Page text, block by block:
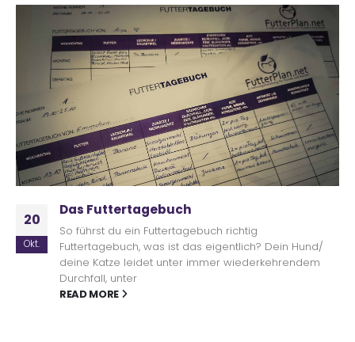
20
Okt.
Das Futtertagebuch
So führst du ein Futtertagebuch richtig
Futtertagebuch, was ist das eigentlich? Dein Hund/
deine Katze leidet unter immer wiederkehrendem
Durchfall, unter
READ MORE